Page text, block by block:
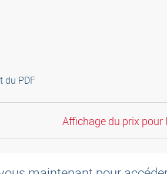
du PDF
Affichage du prix pour